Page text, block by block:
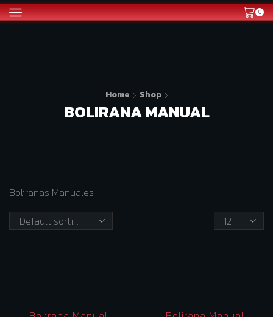
0
Home Shop
BOLIRANA MANUAL
Boliranas Manuales
Products
per